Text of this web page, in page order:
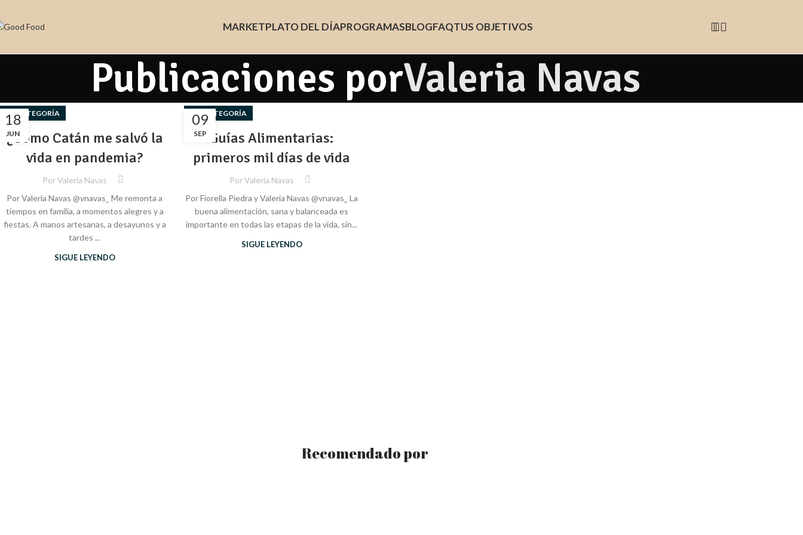
MARKETPLATO DEL DÍAPROGRAMASBLOGFAQTUS OBJETIVOS
Publicaciones porValeria Navas
18
JUN
SIN CATEGORÍA
¿Cómo Catán me salvó la
vida en pandemia?
PorValeria Navas
Por Valeria Navas @vnavas_ Me remonta a
tiempos en familia, a momentos alegres y a
fiestas. A manos artesanas, a desayunos y a
tardes ...
SIGUE LEYENDO
09
SEP
SIN CATEGORÍA
Guías Alimentarias:
primeros mil días de vida
PorValeria Navas
Por Fiorella Piedra y Valeria Navas @vnavas_ La
buena alimentación, sana y balanceada es
importante en todas las etapas de la vida, sin...
SIGUE LEYENDO
Recomendado por